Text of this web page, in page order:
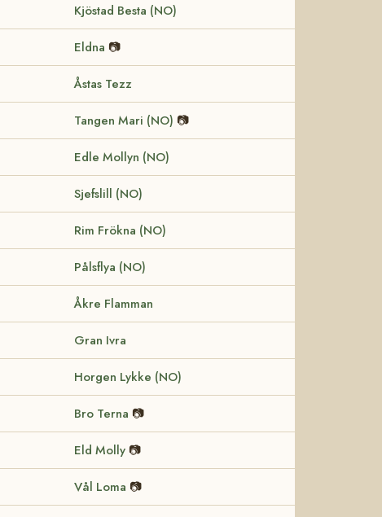
Kjöstad Besta (NO)
Eldna 📷
Åstas Tezz
Tangen Mari (NO) 📷
Edle Mollyn (NO)
Sjefslill (NO)
Rim Frökna (NO)
Pålsflya (NO)
Åkre Flamman
Gran Ivra
Horgen Lykke (NO)
Bro Terna 📷
Eld Molly 📷
Vål Loma 📷